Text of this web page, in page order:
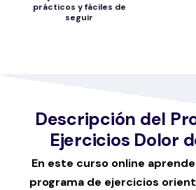
prácticos y fáciles de
seguir
Descripción del
Ejercicios Dolor
En este curso online
programa de ejercicios